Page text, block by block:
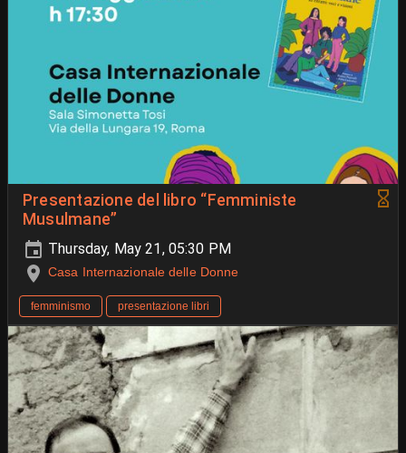
Presentazione del libro “Femministe
Musulmane”
Thursday, May 21, 05:30 PM
Casa Internazionale delle Donne
femminismo presentazione libri